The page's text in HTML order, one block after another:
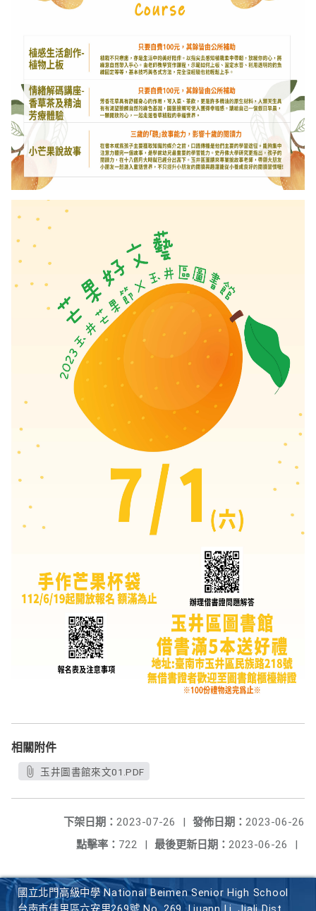
相關附件
玉井圖書館來文01.PDF
發佈日期： 2023-06-26
下架日期： 2023-07-26
|
最後更新日期： 2023-06-26 |
點擊率： 722 |
國立北門高級中學 National Beimen Senior High School